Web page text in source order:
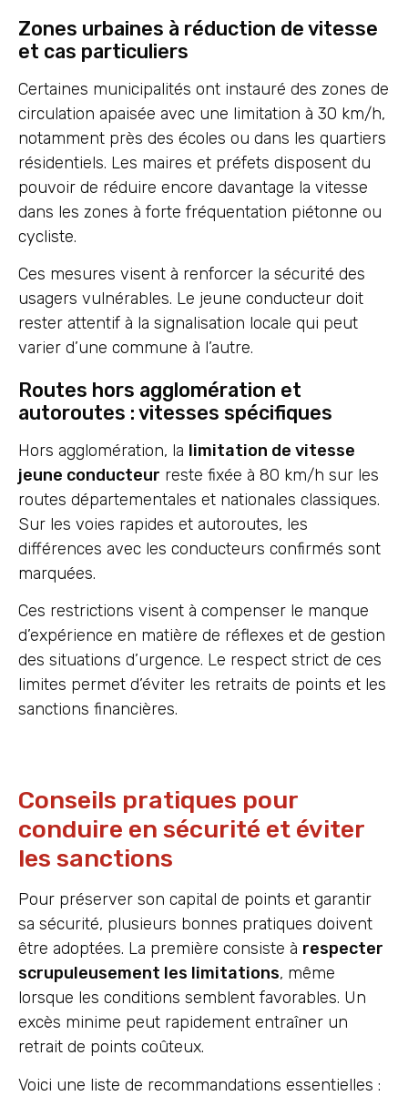
Zones urbaines à réduction de vitesse
et cas particuliers
Certaines municipalités ont instauré des zones de
circulation apaisée avec une limitation à 30 km/h,
notamment près des écoles ou dans les quartiers
résidentiels. Les maires et préfets disposent du
pouvoir de réduire encore davantage la vitesse
dans les zones à forte fréquentation piétonne ou
cycliste.
Ces mesures visent à renforcer la sécurité des
usagers vulnérables. Le jeune conducteur doit
rester attentif à la signalisation locale qui peut
varier d’une commune à l’autre.
Routes hors agglomération et
autoroutes : vitesses spécifiques
Hors agglomération, la limitation de vitesse
jeune conducteur reste fixée à 80 km/h sur les
routes départementales et nationales classiques.
Sur les voies rapides et autoroutes, les
différences avec les conducteurs confirmés sont
marquées.
Ces restrictions visent à compenser le manque
d’expérience en matière de réflexes et de gestion
des situations d’urgence. Le respect strict de ces
limites permet d’éviter les retraits de points et les
sanctions financières.
Conseils pratiques pour
conduire en sécurité et éviter
les sanctions
Pour préserver son capital de points et garantir
sa sécurité, plusieurs bonnes pratiques doivent
être adoptées. La première consiste à respecter
scrupuleusement les limitations, même
lorsque les conditions semblent favorables. Un
excès minime peut rapidement entraîner un
retrait de points coûteux.
Voici une liste de recommandations essentielles :